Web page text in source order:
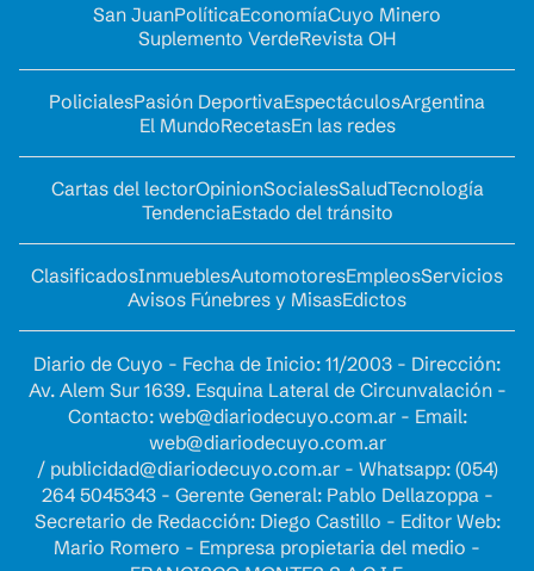
San JuanPolíticaEconomíaCuyo Minero
Suplemento VerdeRevista OH
PolicialesPasión DeportivaEspectáculosArgentina
El MundoRecetasEn las redes
Cartas del lectorOpinionSocialesSaludTecnología
TendenciaEstado del tránsito
ClasificadosInmueblesAutomotoresEmpleosServicios
Avisos Fúnebres y MisasEdictos
Diario de Cuyo - Fecha de Inicio: 11/2003 - Dirección:
Av. Alem Sur 1639. Esquina Lateral de Circunvalación -
Contacto: web@diariodecuyo.com.ar- Email:
web@diariodecuyo.com.ar
/ publicidad@diariodecuyo.com.ar- Whatsapp: (054)
264 5045343 - Gerente General: Pablo Dellazoppa -
Secretario de Redacción: Diego Castillo - Editor Web:
Mario Romero - Empresa propietaria del medio -